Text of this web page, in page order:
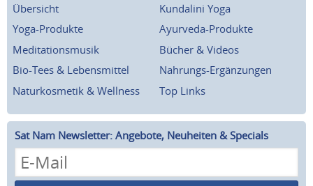
Übersicht
Kundalini Yoga
Yoga-Produkte
Ayurveda-Produkte
Meditationsmusik
Bücher & Videos
Bio-Tees & Lebensmittel
Nahrungs-Ergänzungen
Naturkosmetik & Wellness
Top Links
Sat Nam Newsletter: Angebote, Neuheiten & Specials